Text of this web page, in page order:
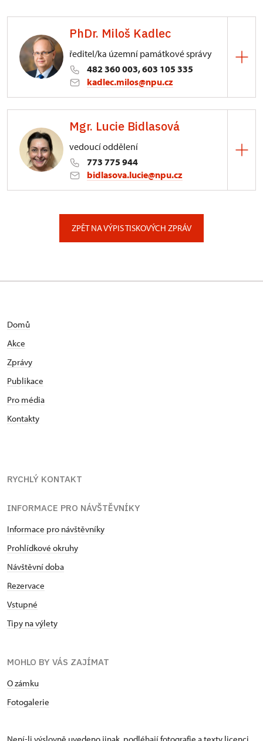
PhDr. Miloš Kadlec
ředitel/ka územní památkové správy
482 360 003, 603 105 335
kadlec.milos@npu.cz
3/, Sychrov 3
Mgr. Lucie Bidlasová
vedoucí oddělení
773 775 944
bidlasova.lucie@npu.cz
ZPĚT NA VÝPIS TISKOVÝCH ZPRÁV
Domů
Akce
Zprávy
Publikace
Pro média
Kontakty
RYCHLÝ KONTAKT
INFORMACE PRO NÁVŠTĚVNÍKY
Informace pro návštěvníky
Prohlídkové okruhy
Návštěvní doba
Rezervace
Vstupné
Tipy na výlety
MOHLO BY VÁS ZAJÍMAT
O zámku
Fotogalerie
Není-li výslovně uvedeno jinak, podléhají fotografie a texty licenci